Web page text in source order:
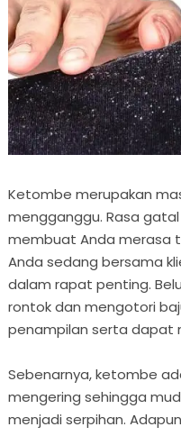
Ketombe merupakan
mengganggu. Rasa
membuat Anda merasa
Anda sedang bersama
dalam rapat penting.
rontok dan mengotori
penampilan serta dapat
Sebenarnya, ketombe
mengering sehingga
menjadi serpihan.